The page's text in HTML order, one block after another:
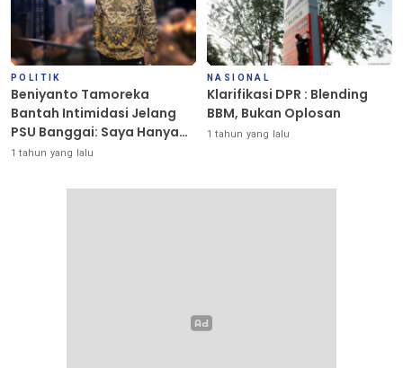
POLITIK
Beniyanto Tamoreka
Bantah Intimidasi Jelang
PSU Banggai: Saya Hanya
Ingin Redakan Suasana
1 tahun yang lalu
NASIONAL
Klarifikasi DPR : Blending
BBM, Bukan Oplosan
1 tahun yang lalu